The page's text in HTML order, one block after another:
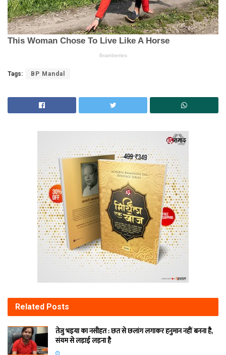
Tags: BP Mandal
Related Posts
तेजु भइया का नसीहत : छत से छलांग लगाकर हनुमान नहीं बनना है,
संयम से लड़ाई लड़ना है